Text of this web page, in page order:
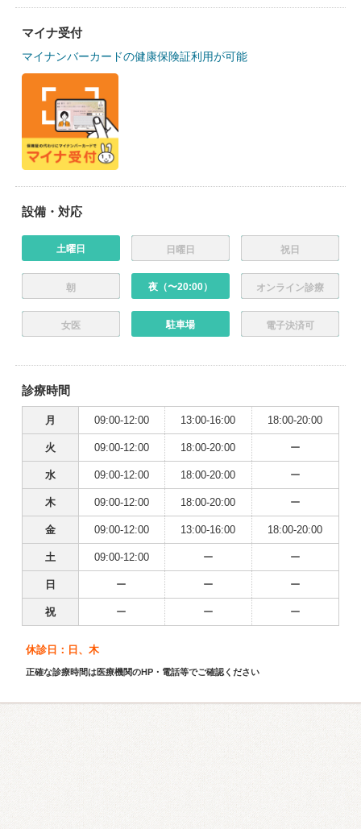
マイナ受付
マイナンバーカードの健康保険証利用が可能
設備・対応
土曜日 日曜日 祝日
朝 夜（〜20:00） オンライン診療
女医 駐車場 電子決済可
診療時間
月 09:00-12:00 13:00-16:00 18:00-20:00
火 09:00-12:00 18:00-20:00 ー
水 09:00-12:00 18:00-20:00 ー
木 09:00-12:00 18:00-20:00 ー
金 09:00-12:00 13:00-16:00 18:00-20:00
土 09:00-12:00 ー ー
日 ー ー ー
祝 ー ー ー
休診日：日、木
正確な診療時間は医療機関のHP・電話等でご確認ください